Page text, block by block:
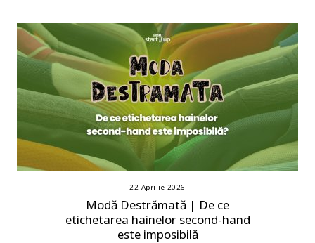
22 Aprilie 2026
Modă Destrămată | De ce
etichetarea hainelor second-hand
este imposibilă